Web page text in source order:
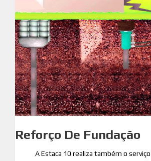
Reforço De Fundação
A Estaca 10 realiza também o